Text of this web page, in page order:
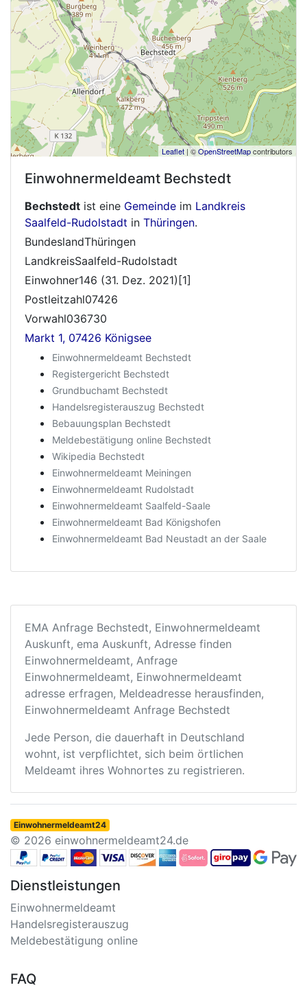
Leaflet | ©OpenStreetMapcontributors
Einwohnermeldeamt Bechstedt
Bechstedt ist eine Gemeinde im Landkreis
Saalfeld-Rudolstadt in Thüringen.
BundeslandThüringen
LandkreisSaalfeld-Rudolstadt
Einwohner146 (31. Dez. 2021)[1]
Postleitzahl07426
Vorwahl036730
Markt 1, 07426 Königsee
Einwohnermeldeamt Bechstedt
Registergericht Bechstedt
Grundbuchamt Bechstedt
Handelsregisterauszug Bechstedt
Bebauungsplan Bechstedt
Meldebestätigung online Bechstedt
Wikipedia Bechstedt
Einwohnermeldeamt Meiningen
Einwohnermeldeamt Rudolstadt
Einwohnermeldeamt Saalfeld-Saale
Einwohnermeldeamt Bad Königshofen
Einwohnermeldeamt Bad Neustadt an der Saale
EMA Anfrage Bechstedt, Einwohnermeldeamt
Auskunft, ema Auskunft, Adresse finden
Einwohnermeldeamt, Anfrage
Einwohnermeldeamt, Einwohnermeldeamt
adresse erfragen, Meldeadresse herausfinden,
Einwohnermeldeamt Anfrage Bechstedt
Jede Person, die dauerhaft in Deutschland
wohnt, ist verpflichtet, sich beim örtlichen
Meldeamt ihres Wohnortes zu registrieren.
Einwohnermeldeamt24
© 2026 einwohnermeldeamt24.de
Dienstleistungen
Einwohnermeldeamt
Handelsregisterauszug
Meldebestätigung online
FAQ